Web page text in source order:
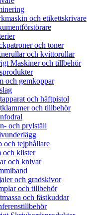
och etikettskrivare
och toner
och kvittorullar
Maskiner och tillbehör
och gemkoppar
och häftpistol
och tillbehör
och prylställ
och tejphållare
och klister
och knivar
och gradskivor
och tillbehör
och fästkuddar